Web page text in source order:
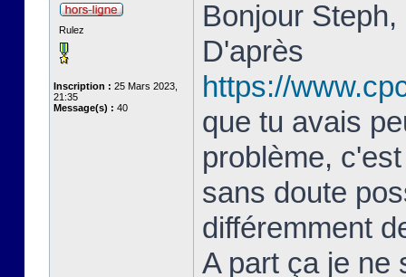
Rulez
Inscription : 25 Mars 2023,
21:35
Message(s) : 40
Bonjour Steph,
D'après
https://
que tu avais
problème,
sans doute
différemment
A part ça je ne